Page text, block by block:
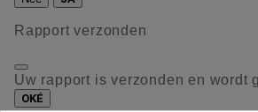
Rapport verzonden
Uw rapport is verzonden en wordt
OKÉ